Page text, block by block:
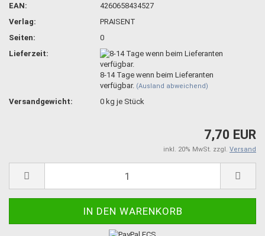
EAN:
4260658434527
Verlag:
PRAISENT
Seiten:
0
Lieferzeit:
8-14 Tage wenn beim Lieferanten
verfügbar. (Ausland abweichend)
Versandgewicht: 0 kg je Stück
7,70 EUR
inkl. 20% MwSt. zzgl. Versand